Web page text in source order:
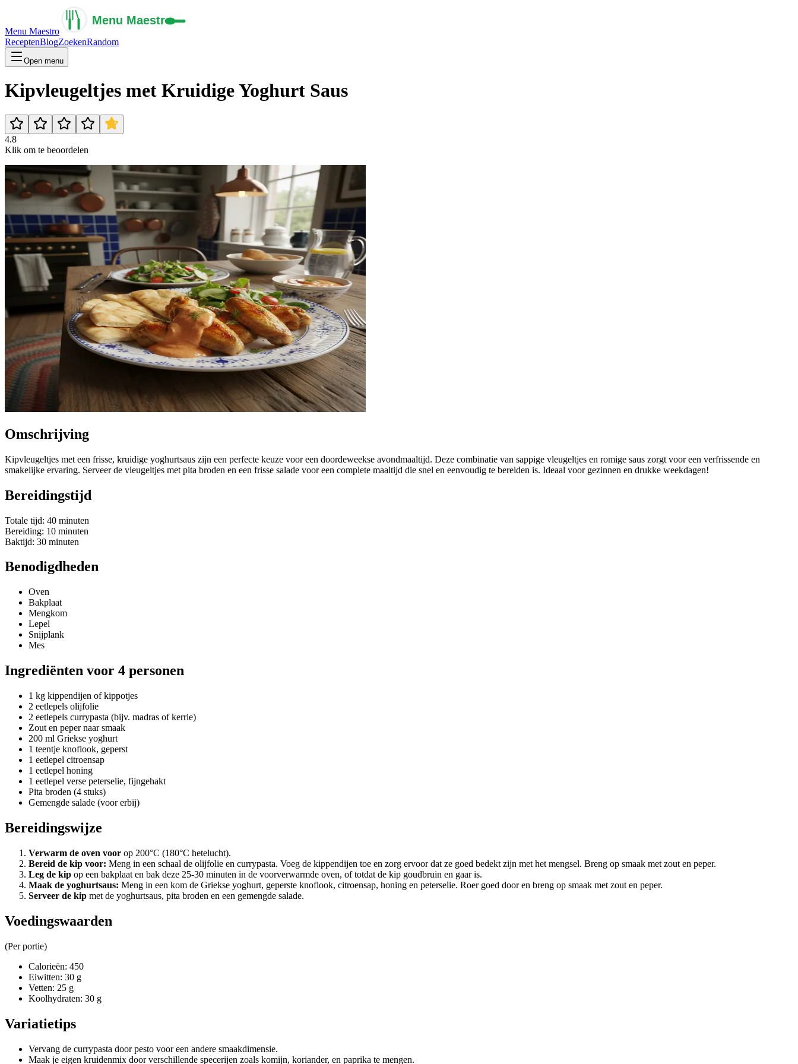
Menu Maestro
ReceptenBlogZoekenRandom
Open menu
Kipvleugeltjes met Kruidige Yoghurt Saus
4.8
Klik om te beoordelen
Omschrijving
Kipvleugeltjes met een frisse, kruidige yoghurtsaus zijn een perfecte keuze voor een doordeweekse avondmaaltijd. Deze combinatie van sappige vleugeltjes en romige saus zorgt voor een verfrissende en
smakelijke ervaring. Serveer de vleugeltjes met pita broden en een frisse salade voor een complete maaltijd die snel en eenvoudig te bereiden is. Ideaal voor gezinnen en drukke weekdagen!
Bereidingstijd
Totale tijd: 40 minuten
Bereiding: 10 minuten
Baktijd: 30 minuten
Benodigdheden
Oven
Bakplaat
Mengkom
Lepel
Snijplank
Mes
Ingrediënten voor 4 personen
1 kg kippendijen of kippotjes
2 eetlepels olijfolie
2 eetlepels currypasta (bijv. madras of kerrie)
Zout en peper naar smaak
200 ml Griekse yoghurt
1 teentje knoflook, geperst
1 eetlepel citroensap
1 eetlepel honing
1 eetlepel verse peterselie, fijngehakt
Pita broden (4 stuks)
Gemengde salade (voor erbij)
Bereidingswijze
Verwarm de oven voor op 200°C (180°C hetelucht).
Bereid de kip voor: Meng in een schaal de olijfolie en currypasta. Voeg de kippendijen toe en zorg ervoor dat ze goed bedekt zijn met het mengsel. Breng op smaak met zout en peper.
Leg de kip op een bakplaat en bak deze 25-30 minuten in de voorverwarmde oven, of totdat de kip goudbruin en gaar is.
Maak de yoghurtsaus: Meng in een kom de Griekse yoghurt, geperste knoflook, citroensap, honing en peterselie. Roer goed door en breng op smaak met zout en peper.
Serveer de kip met de yoghurtsaus, pita broden en een gemengde salade.
Voedingswaarden
(Per portie)
Calorieën: 450
Eiwitten: 30 g
Vetten: 25 g
Koolhydraten: 30 g
Variatietips
Vervang de currypasta door pesto voor een andere smaakdimensie.
Maak je eigen kruidenmix door verschillende specerijen zoals komijn, koriander, en paprika te mengen.